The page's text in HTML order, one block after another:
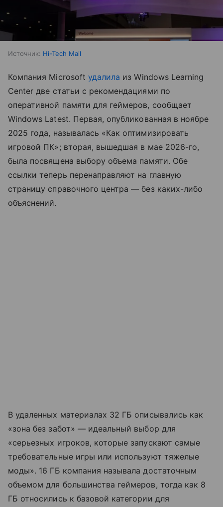
Источник: Hi-Tech Mail
Компания Microsoft удалила из Windows Learning
Center две статьи с рекомендациями по
оперативной памяти для геймеров, сообщает
Windows Latest. Первая, опубликованная в ноябре
2025 года, называлась «Как оптимизировать
игровой ПК»; вторая, вышедшая в мае 2026-го,
была посвящена выбору объема памяти. Обе
ссылки теперь перенаправляют на главную
страницу справочного центра — без каких-либо
объяснений.
В удаленных материалах 32 ГБ описывались как
«зона без забот» — идеальный выбор для
«серьезных игроков, которые запускают самые
требовательные игры или используют тяжелые
моды». 16 ГБ компания называла достаточным
объемом для большинства геймеров, тогда как 8
ГБ относились к базовой категории для